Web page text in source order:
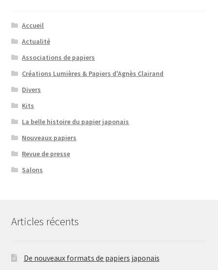
Accueil
Actualité
Associations de papiers
Créations Lumières & Papiers d'Agnès Clairand
Divers
Kits
La belle histoire du papier japonais
Nouveaux papiers
Revue de presse
Salons
Articles récents
De nouveaux formats de papiers japonais